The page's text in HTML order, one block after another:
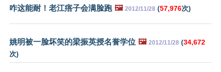
咋这能耐！老江痦子会满脸跑 🖼️ 2012/11/28 (57,976次)
姚明被一脸坏笑的梁振英授名誉学位 🖼️ 2012/11/28 (34,672
次)